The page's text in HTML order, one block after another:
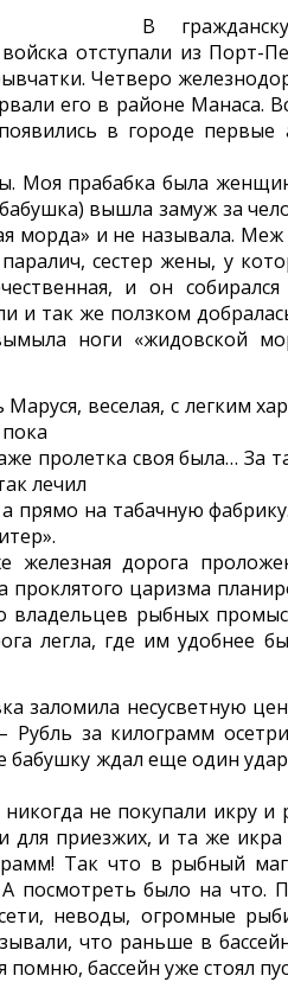
В
отступали из Порт-
Четверо
его в районе Манаса.
в городе
Моя прабабка была
вышла замуж за
морда» и не называла. Меж
сестер жены, у
и он
и так же ползком
ноги «жидовской
веселая, с легким
пролетка своя была… За
лечил
прямо на табачную
железная дорога
царизма
рыбных
легла, где им удобнее
заломила несусветную
за килограмм
бабушку ждал еще один
не покупали икру и
приезжих, и та же икра
Так что в рыбный
посмотреть было на что.
неводы, огромные
что раньше в
бассейн уже стоял